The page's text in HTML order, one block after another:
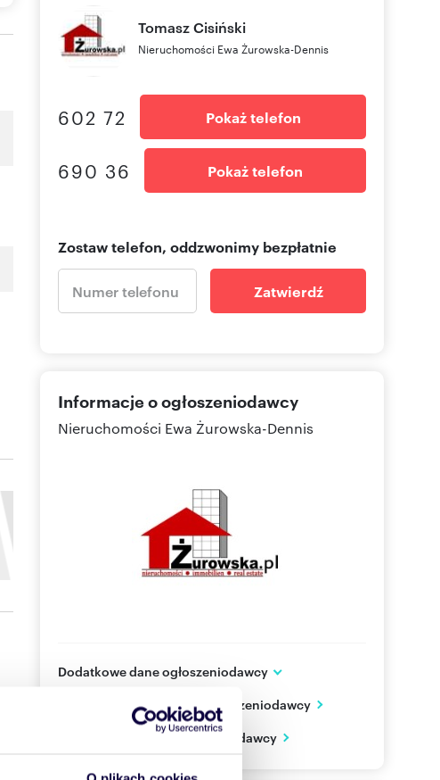
TomaszCisiński
Nieruchomości Ewa Żurowska-Dennis
602 72 Pokaż telefon
690 36 Pokaż telefon
Zostaw telefon, oddzwonimy bezpłatnie
Zatwierdź
Informacje o ogłoszeniodawcy
Nieruchomości Ewa Żurowska-Dennis
Dodatkowe dane ogłoszeniodawcy
Strzelce Opolskie
Pokaż telefon
Zobacz wszystkie oferty ogłoszeniodawcy
Zobacz wizytówkę ogłoszeniodawcy